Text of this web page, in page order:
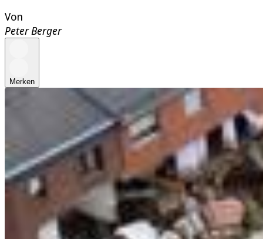
Von
Peter Berger
Merken